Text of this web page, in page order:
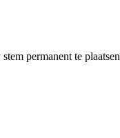
permanent te plaatsen